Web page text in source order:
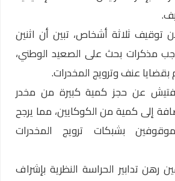
توقيف ثلاثة أشخاص، تبين أن اثنين
مذكرات بحث على الصعيد الوطني،
عنف وترويج المخدرات.
عن حجز كمية كبيرة من مخدر
إلى كمية من الكوكايين، مما يرجح
بشبكات ترويج المخدرات
تدابير الحراسة النظرية بإشراف